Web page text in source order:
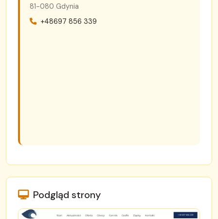
81-080 Gdynia
+48697 856 339
Podgląd strony